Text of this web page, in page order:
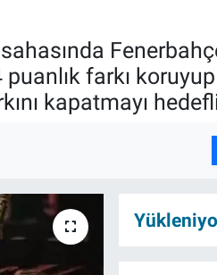
puanlık farkı
kapatmayı